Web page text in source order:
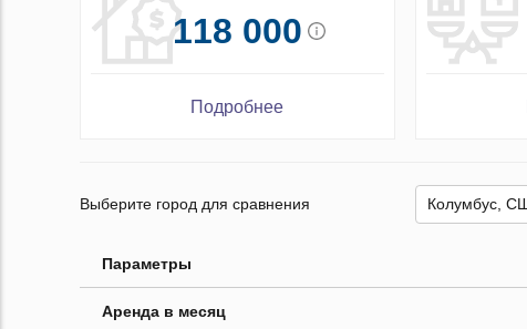
118 000
Подробнее
Выберите город для сравнения
Параметры
Аренда в месяц